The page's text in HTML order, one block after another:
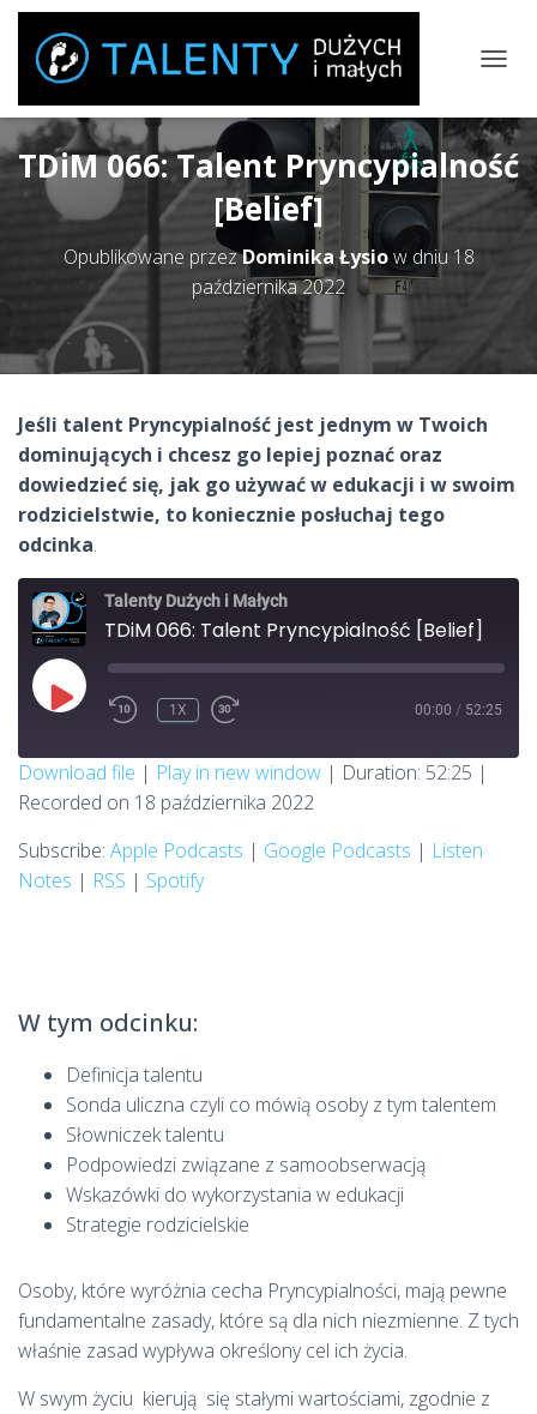
Z
E
Ł
A
TDiM 066: Talent Pryncypialność
[Belief]
Opublikowane przezDominika Łysiow dniu 18
października 2022
Jeśli talent Pryncypialność jest jednym w Twoich
dominujących i chcesz go lepiej poznać oraz
dowiedzieć się, jak go używać w edukacji i w swoim
rodzicielstwie, to koniecznie posłuchaj tego
odcinka.
Talenty Dużych i Małych
TDiM 066: Talent Pryncypialność [Belief]
PLAY
EPISODE
REWIND
SECONDS
1X
30
SECONDS
00:00 / 52:25
SUBSCRIBE SHARE
Apple Podcasts Google Podcasts
Listen Notes RSS
Spotify
SHARE
LINK
Download file | Play in new window | Duration: 52:25 |
Recorded on 18 października 2022
Subscribe: Apple Podcasts | Google Podcasts | Listen
Notes | RSS | Spotify
W tym odcinku:
Definicja talentu
Sonda uliczna czyli co mówią osoby z tym talentem
Słowniczek talentu
Podpowiedzi związane z samoobserwacją
Wskazówki do wykorzystania w edukacji
Strategie rodzicielskie
Osoby, które wyróżnia cecha Pryncypialności, mają pewne
fundamentalne zasady, które są dla nich niezmienne. Z tych
właśnie zasad wypływa określony cel ich życia.
W swym życiu kierują się stałymi wartościami, zgodnie z